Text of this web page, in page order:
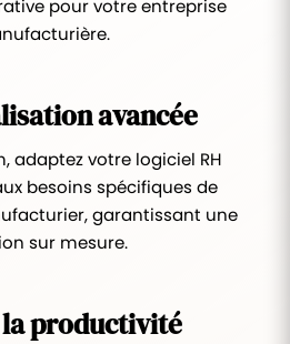
pour votre entreprise
avancée
adaptez votre logiciel RH
besoins spécifiques de
garantissant une
sur mesure.
productivité